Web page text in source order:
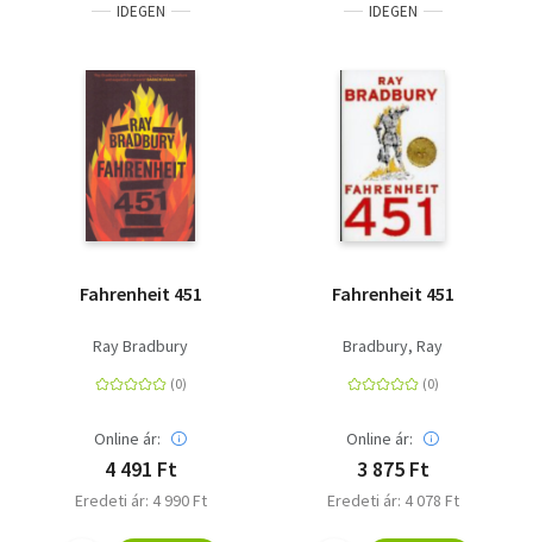
IDEGEN
Fahrenheit 451
Ray Bradbury
Online ár:
4 491 Ft
Eredeti ár: 4 990 Ft
IDEGEN
Fahrenheit 451
Bradbury, Ray
Online ár:
3 875 Ft
Eredeti ár: 4 078 Ft